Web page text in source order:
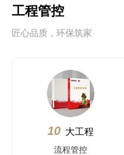
工程管控
匠心品质，环保筑家
10 大工程
流程管控